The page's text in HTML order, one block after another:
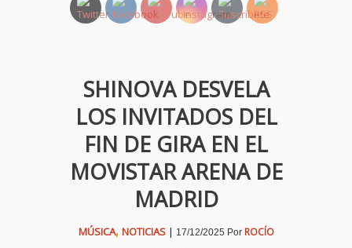
SHINOVA DESVELA
LOS INVITADOS DEL
FIN DE GIRA EN EL
MOVISTAR ARENA DE
MADRID
MÚSICA, NOTICIAS| 17/12/2025 Por ROCÍO